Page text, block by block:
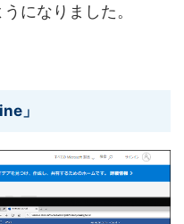
になりました。
」